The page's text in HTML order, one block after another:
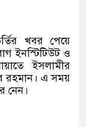
খবর পেয়ে
ইনস্টিটিউট ও
ইসলামীর
রহমান। এ সময়
নেন।